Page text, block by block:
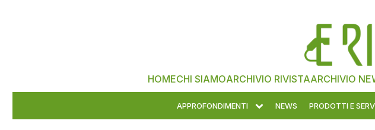
HOMECHI SIAMOARCHIVIO RIVISTAARCHIVIO
APPROFONDIMENTI NEWS PRODOTTI E